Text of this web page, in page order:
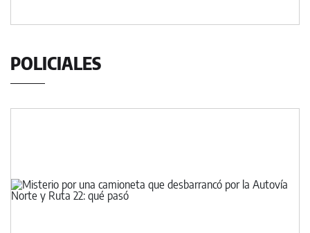
POLICIALES